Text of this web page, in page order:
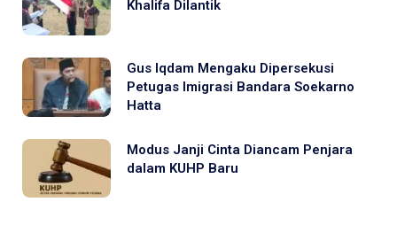
Khalifa Dilantik
Gus Iqdam Mengaku Dipersekusi
Petugas Imigrasi Bandara Soekarno
Hatta
Modus Janji Cinta Diancam Penjara
dalam KUHP Baru